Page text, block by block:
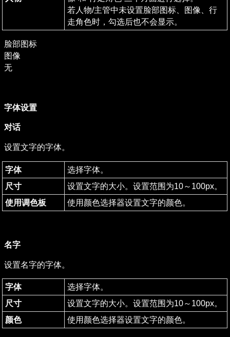
若人物/主管中未设置脸部图标、图像、行
走角色时，勾选后也不会显示。
脸部图标
图像
无
字体设置
对话
设置文字的字体。
字体
选择字体。
尺寸
设置文字的大小。设置范围为10～100px。
使用调色板
使用颜色选择器设置文字的颜色。
名字
设置名字的字体。
字体
选择字体。
尺寸
设置文字的大小。设置范围为10～100px。
颜色
使用颜色选择器设置文字的颜色。